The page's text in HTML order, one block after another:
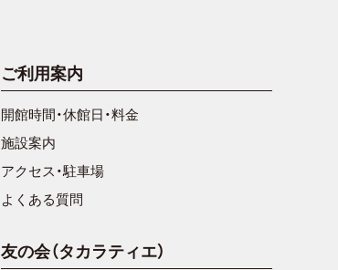
ご利用案内
開館時間・休館日・料金
施設案内
アクセス・駐車場
よくある質問
友の会（タカラティエ）